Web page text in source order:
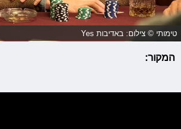
טימותי © צילום: באדיבות Yes
המקור: